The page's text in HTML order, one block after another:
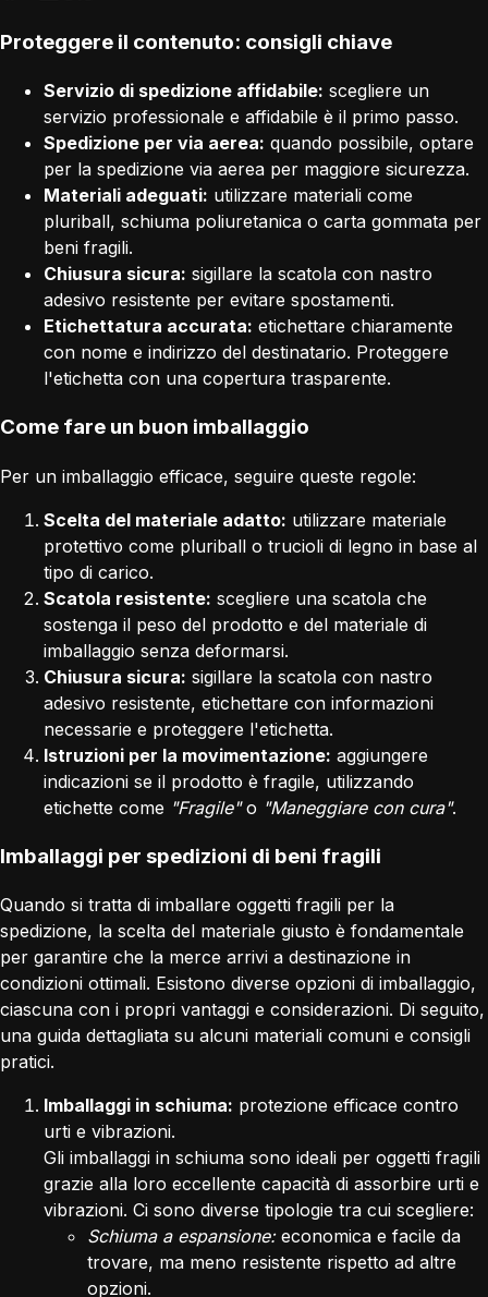
Proteggere il contenuto: consigli chiave
Servizio di spedizione affidabile: scegliere un
servizio professionale e affidabile è il primo passo.
Spedizione per via aerea: quando possibile, optare
per la spedizione via aerea per maggiore sicurezza.
Materiali adeguati: utilizzare materiali come
pluriball, schiuma poliuretanica o carta gommata per
beni fragili.
Chiusura sicura: sigillare la scatola con nastro
adesivo resistente per evitare spostamenti.
Etichettatura accurata: etichettare chiaramente
con nome e indirizzo del destinatario. Proteggere
l'etichetta con una copertura trasparente.
Come fare un buon imballaggio
Per un imballaggio efficace, seguire queste regole:
Scelta del materiale adatto: utilizzare materiale
protettivo come pluriball o trucioli di legno in base al
tipo di carico.
Scatola resistente: scegliere una scatola che
sostenga il peso del prodotto e del materiale di
imballaggio senza deformarsi.
Chiusura sicura: sigillare la scatola con nastro
adesivo resistente, etichettare con informazioni
necessarie e proteggere l'etichetta.
Istruzioni per la movimentazione: aggiungere
indicazioni se il prodotto è fragile, utilizzando
etichette come "Fragile"o "Maneggiare con cura".
Imballaggi per spedizioni di beni fragili
Quando si tratta di imballare oggetti fragili per la
spedizione, la scelta del materiale giusto è fondamentale
per garantire che la merce arrivi a destinazione in
condizioni ottimali. Esistono diverse opzioni di imballaggio,
ciascuna con i propri vantaggi e considerazioni. Di seguito,
una guida dettagliata su alcuni materiali comuni e consigli
pratici.
Imballaggi in schiuma: protezione efficace contro
urti e vibrazioni.
Gli imballaggi in schiuma sono ideali per oggetti fragili
grazie alla loro eccellente capacità di assorbire urti e
vibrazioni. Ci sono diverse tipologie tra cui scegliere:
Schiuma a espansione: economica e facile da
trovare, ma meno resistente rispetto ad altre
opzioni.